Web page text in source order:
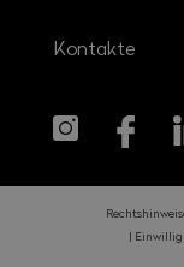
Kontakte